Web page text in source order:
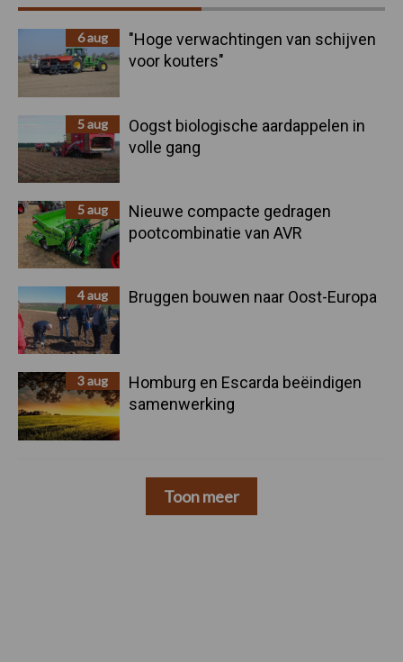
Sidebar
6 aug
"Hoge verwachtingen van schijven
voor kouters"
5 aug
Oogst biologische aardappelen in
volle gang
5 aug
Nieuwe compacte gedragen
pootcombinatie van AVR
4 aug Bruggen bouwen naar Oost-Europa
3 aug
Homburg en Escarda beëindigen
samenwerking
Toon meer